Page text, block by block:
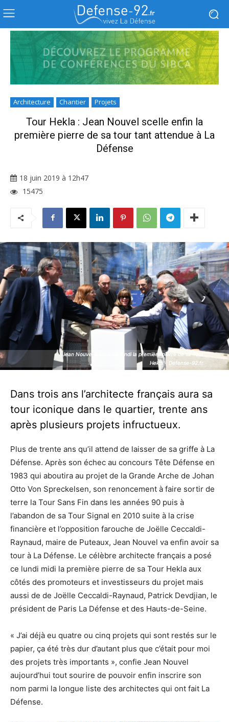
Architecture Chantier Projets
Tour Hekla : Jean Nouvel scelle enfin la
première pierre de sa tour tant attendue à La
Défense
18 juin 2019 à 12h47
15475
Jean Nouvel a posé ce lundi la première pierre de sa Tour
Hekla - Defense-92.fr
Jean Nouvel a posé ce lundi la première pierre de sa Tour
Hekla - Defense-92.fr
Dans trois ans l’architecte français aura sa
tour iconique dans le quartier, trente ans
après plusieurs projets infructueux.
Plus de trente ans qu’il attend de laisser de sa griffe à La
Défense. Après son échec au concours Tête Défense en
1983 qui aboutira au projet de la Grande Arche de Johan
Otto Von Spreckelsen, son renoncement à faire sortir de
terre la Tour Sans Fin dans les années 90 puis à
l’abandon de sa Tour Signal en 2010 suite à la crise
financière et l’opposition farouche de Joëlle Ceccaldi-
Raynaud, maire de Puteaux, Jean Nouvel va enfin avoir sa
tour à La Défense. Le célèbre architecte français a posé
ce lundi midi la première pierre de sa Tour Hekla aux
côtés des promoteurs et investisseurs du projet mais
aussi de de Joëlle Ceccaldi-Raynaud, Patrick Devdjian, le
président de Paris La Défense et des Hauts-de-Seine.
« J’ai déjà eu quatre ou cinq projets qui sont restés sur le
papier, ça été très dur d’autant plus que c’était pour moi
des projets très importants », confie Jean Nouvel
aujourd’hui tout sourire de pouvoir enfin inscrire son
nom parmi la longue liste des architectes qui ont fait La
Défense.